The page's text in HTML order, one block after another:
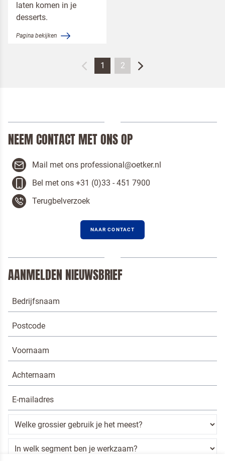
laten komen in je
desserts.
Pagina bekijken
1 2
NEEM CONTACT MET ONS OP
Mail met ons professional@oetker.nl
Bel met ons +31 (0)33 - 451 7900
Terugbelverzoek
NAAR CONTACT
AANMELDEN NIEUWSBRIEF